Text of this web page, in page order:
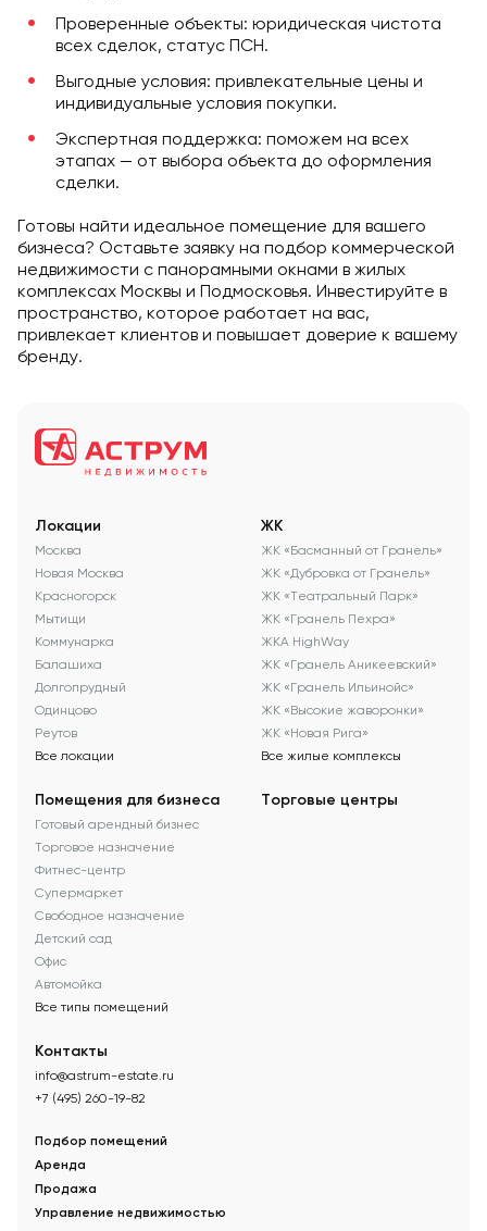
Проверенные объекты: юридическая чистота
всех сделок, статус ПСН.
Выгодные условия: привлекательные цены и
индивидуальные условия покупки.
Экспертная поддержка: поможем на всех
этапах — от выбора объекта до оформления
сделки.
Готовы найти идеальное помещение для вашего
бизнеса? Оставьте заявку на подбор коммерческой
недвижимости с панорамными окнами в жилых
комплексах Москвы и Подмосковья. Инвестируйте в
пространство, которое работает на вас,
привлекает клиентов и повышает доверие к вашему
бренду.
Локации
Москва
Новая Москва
Красногорск
Мытищи
Коммунарка
Балашиха
Долгопрудный
Одинцово
Реутов
Все локации
ЖК
ЖК «Басманный от Гранель»
ЖК «Дубровка от Гранель»
ЖК «Театральный Парк»
ЖК «Гранель Пехра»
ЖКА HighWay
ЖК «Гранель Аникеевский»
ЖК «Гранель Ильинойс»
ЖК «Высокие жаворонки»
ЖК «Новая Рига»
Все жилые комплексы
Помещения для бизнеса
Готовый арендный бизнес
Торговое назначение
Фитнес-центр
Супермаркет
Свободное назначение
Детский сад
Офис
Автомойка
Все типы помещений
Торговые центры
Контакты
info@astrum-estate.ru
+7 (495) 260-19-82
Подбор помещений
Аренда
Продажа
Управление недвижимостью